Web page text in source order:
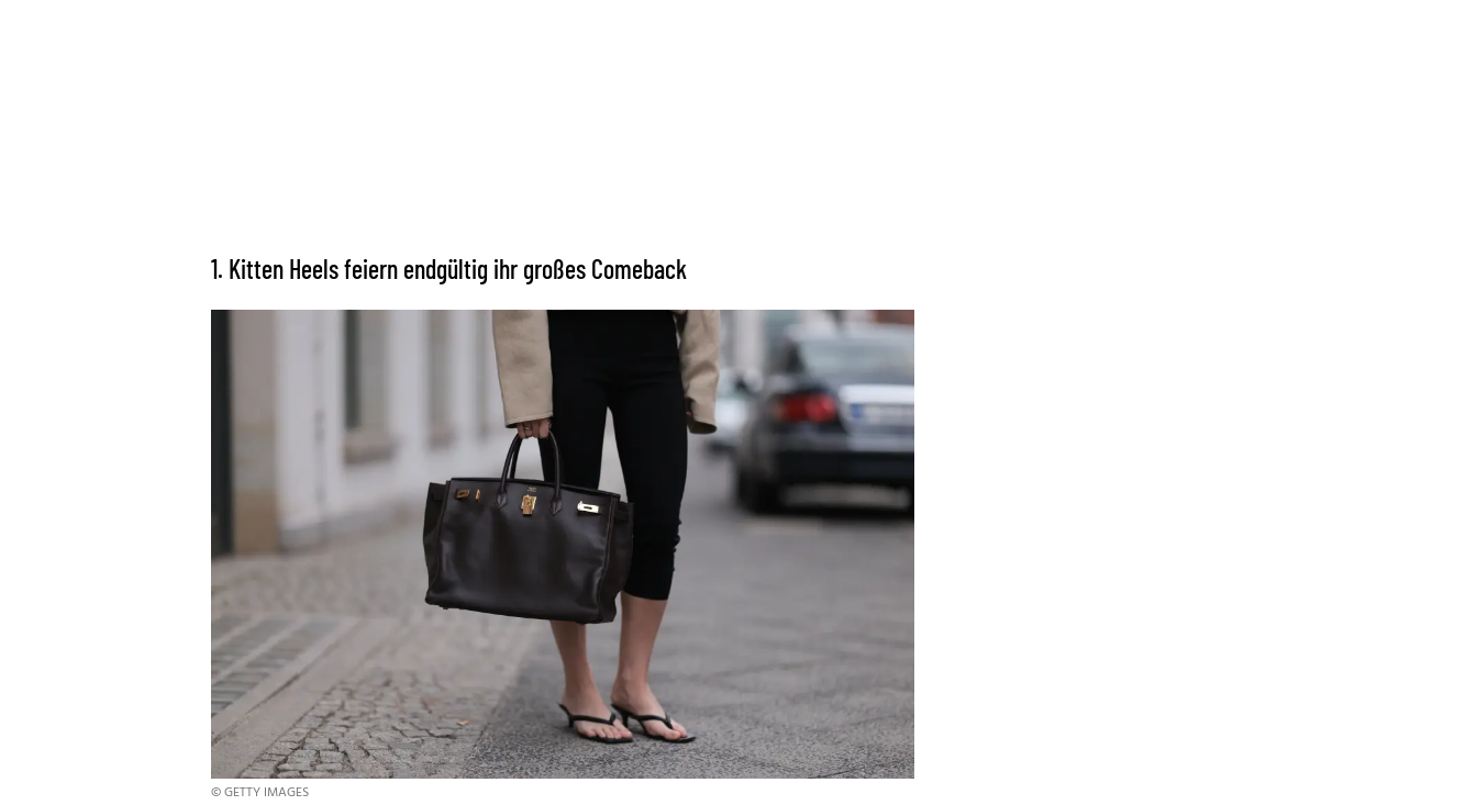
1. Kitten Heels feiern endgültig ihr großes Comeback
© GETTY IMAGES